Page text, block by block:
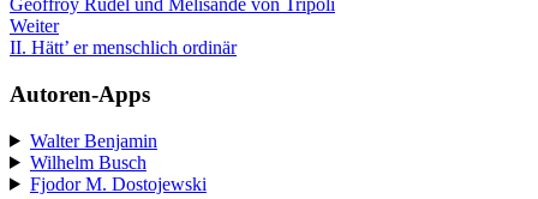
Geoffroy Rudèl und Melisande von Tripoli
Weiter
II. Hätt’ er menschlich ordinär
Autoren-Apps
Walter Benjamin
Wilhelm Busch
Fjodor M. Dostojewski